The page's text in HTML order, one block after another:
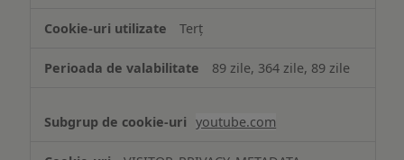
Terț
89 zile, 364 zile, 89 zile
youtube.com